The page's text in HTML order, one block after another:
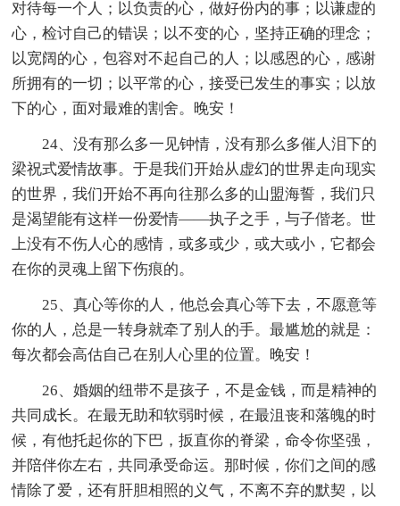
对待每一个人；以负责的心，做好份内的事；以谦虚的
心，检讨自己的错误；以不变的心，坚持正确的理念；
以宽阔的心，包容对不起自己的人；以感恩的心，感谢
所拥有的一切；以平常的心，接受已发生的事实；以放
下的心，面对最难的割舍。晚安！
24、没有那么多一见钟情，没有那么多催人泪下的
梁祝式爱情故事。于是我们开始从虚幻的世界走向现实
的世界，我们开始不再向往那么多的山盟海誓，我们只
是渴望能有这样一份爱情——执子之手，与子偕老。世
上没有不伤人心的感情，或多或少，或大或小，它都会
在你的灵魂上留下伤痕的。
25、真心等你的人，他总会真心等下去，不愿意等
你的人，总是一转身就牵了别人的手。最尴尬的就是：
每次都会高估自己在别人心里的位置。晚安！
26、婚姻的纽带不是孩子，不是金钱，而是精神的
共同成长。在最无助和软弱时候，在最沮丧和落魄的时
候，有他托起你的下巴，扳直你的脊梁，命令你坚强，
并陪伴你左右，共同承受命运。那时候，你们之间的感
情除了爱，还有肝胆相照的义气，不离不弃的默契，以